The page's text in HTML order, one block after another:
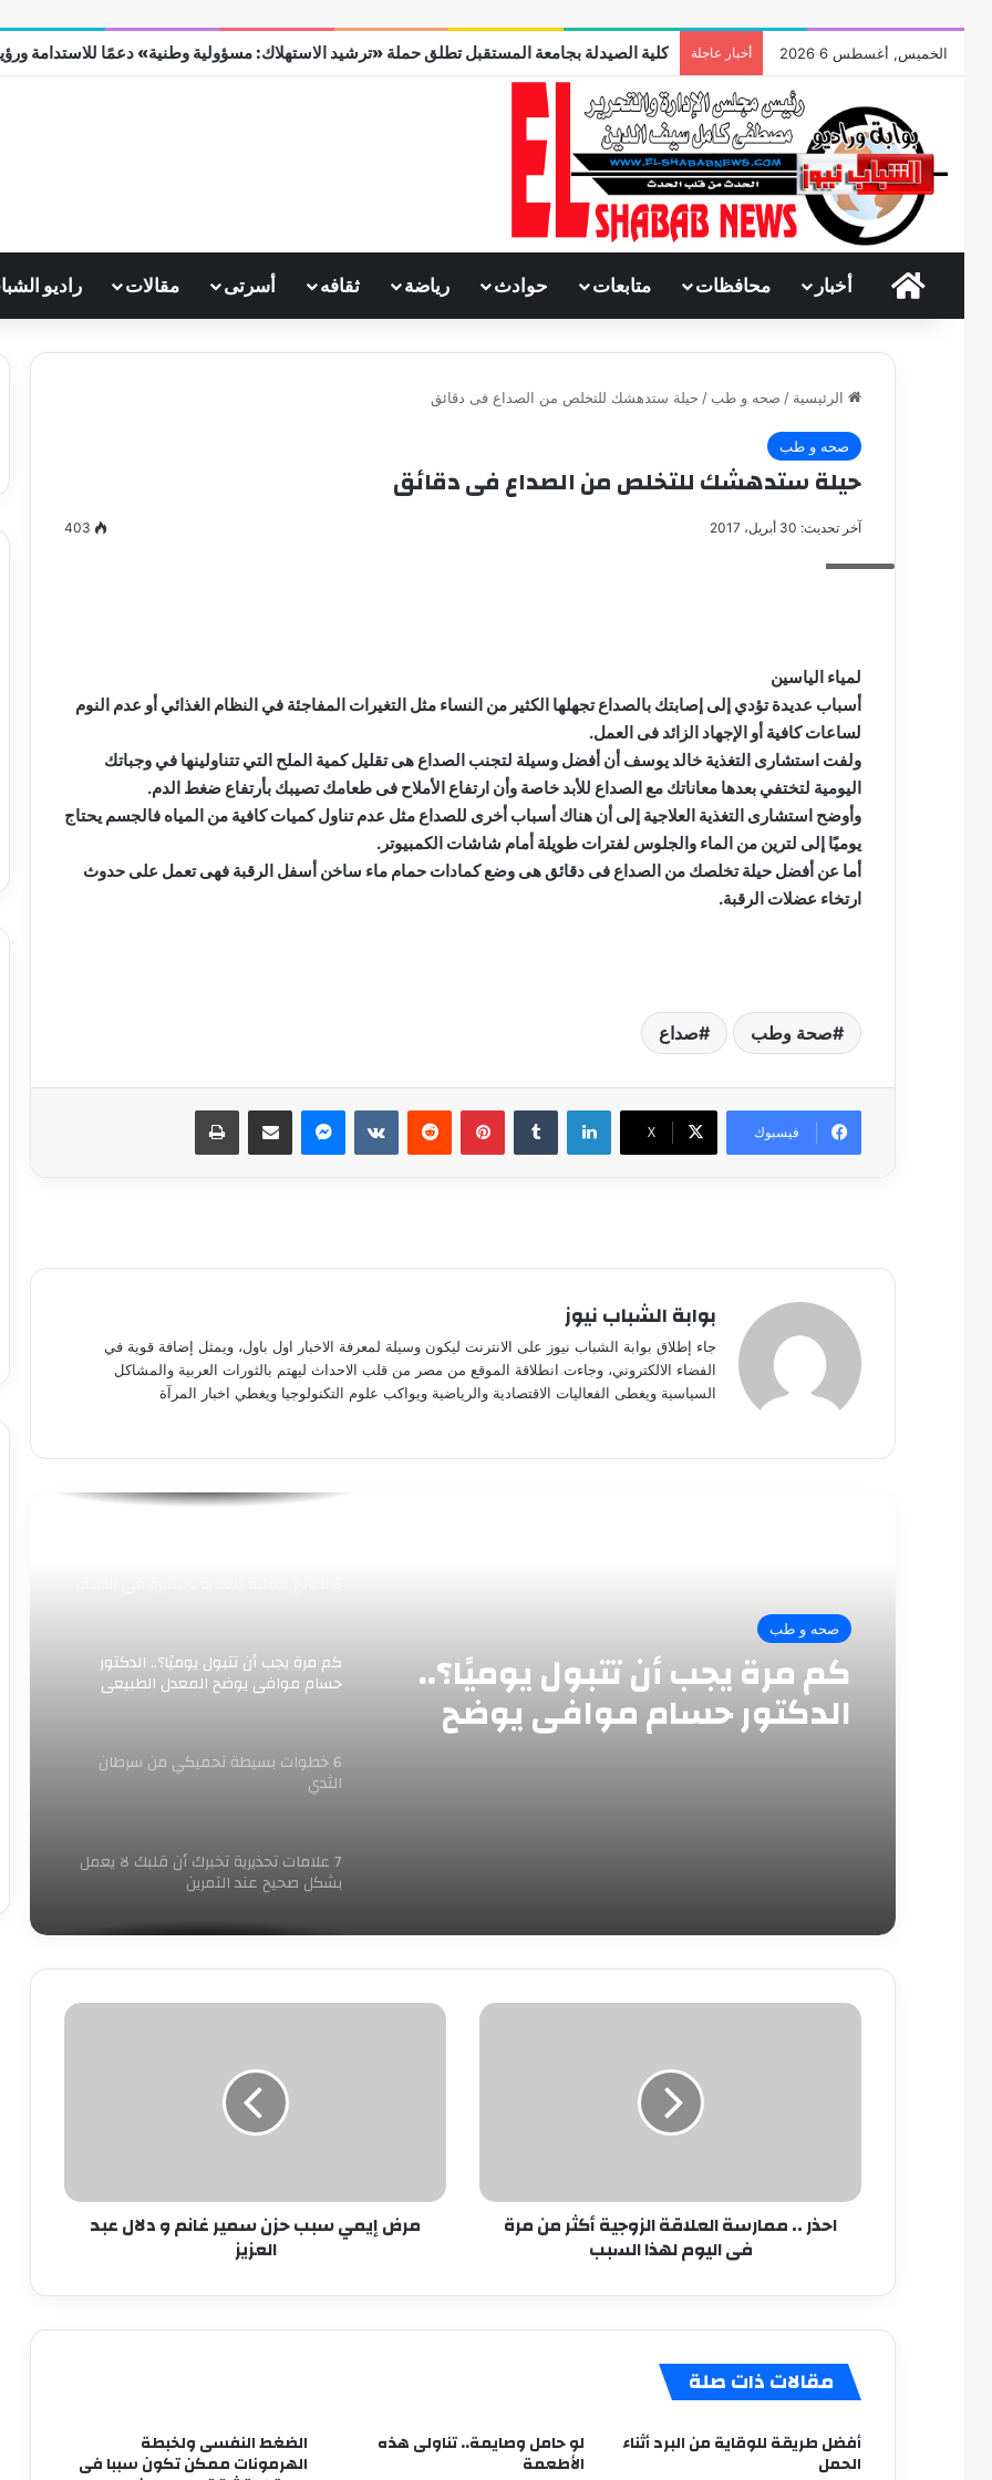
الخميس, أغسطس 6 2026 أخبار عاجلة كلية الصيدلة بجامعة المستقبل تطلق حملة «ترشيد الاستهلاك: مسؤولية وطنية» دعمًا للاستدامة ورؤية
الرئيسية
أخبار محافظات متابعات حوادث رياضة ثقافه أسرتى مقالات راديو
الرئيسية / صحه و طب / حيلة ستدهشك للتخلص من الصداع فى دقائق
صحه و طب
حيلة ستدهشك للتخلص من الصداع فى دقائق
آخر تحديث: 30 أبريل، 2017 403
لمياء الياسين
أسباب عديدة تؤدي إلى إصابتك بالصداع تجهلها الكثير من النساء مثل التغيرات المفاجئة في النظام الغذائي أو عدم النوم
لساعات كافية أو الإجهاد الزائد فى العمل.
ولفت استشارى التغذية خالد يوسف أن أفضل وسيلة لتجنب الصداع هى تقليل كمية الملح التي تتناولينها في وجباتك
اليومية لتختفي بعدها معاناتك مع الصداع للأبد خاصة وأن ارتفاع الأملاح فى طعامك تصيبك بأرتفاع ضغط الدم.
وأوضح استشارى التغذية العلاجية إلى أن هناك أسباب أخرى للصداع مثل عدم تناول كميات كافية من المياه فالجسم يحتاج
يوميًا إلى لترين من الماء والجلوس لفترات طويلة أمام شاشات الكمبيوتر.
أما عن أفضل حيلة تخلصك من الصداع فى دقائق هى وضع كمادات حمام ماء ساخن أسفل الرقبة فهى تعمل على حدوث
ارتخاء عضلات الرقبة.
صحة وطب صداع
فيسبوك ‫X
لينكدإن بينتيريست ماسنجر مشاركة عبر البريد طباعة
بوابة الشباب نيوز
جاء إطلاق بوابة الشباب نيوز على الانترنت ليكون وسيلة لمعرفة الاخبار اول باول، ويمثل إضافة قوية في
الفضاء الالكتروني، وجاءت انطلاقة الموقع من مصر من قلب الاحداث ليهتم بالثورات العربية والمشاكل
السياسية ويغطى الفعاليات الاقتصادية والرياضية ويواكب علوم التكنولوجيا ويغطي اخبار المرآة
صحه و طب
كم مرة يجب أن تتبول يوميًا؟..
الدكتور حسام موافي يوضح
المعدل الطبيعي
أسباب انتفاخ البطن فى الصباح
أسباب تساقط الشعر بكثرة
فوائد مهمة لبذور الجوافة
كم مرة يجب أن تتبول يوميًا؟.. الدكتور
حسام موافي يوضح المعدل الطبيعي
6 خطوات بسيطة تحميكي من سرطان
الثدي
7 علامات تحذيرية تخبرك أن قلبك لا يعمل
بشكل صحيح عند التمرين
مشروبات ممنوعة لمرضى القلب فى
أسباب انتفاخ البطن فى الصباح
أسباب تساقط الشعر بكثرة
تحذير عاجل من هانى الناظر للأمهات
احذر
فى
اليوماحذر .. ممارسة العلاقة الزوجية أكثر من مرة
فى اليوم لهذا السبب
مرض
عبد
العزيزمرض إيمي سبب حزن سمير غانم و دلال عبد
العزيز
مقالات ذات صلة
أفضل طريقة للوقاية من البرد أثناء
الحمل
لو حامل وصايمة.. تناولى هذه
الأطعمة
الضغط النفسى ولخبطة
الهرمونات ممكن تكون سببا فى
الدين
….
يكتب
مايسه
عطوه
كليوباترا
القرن
21
مصطفى كامل سيف الدين …. يكتب
مايسه عطوه كليوباترا القرن 21
الدين
….
ميلاد
جديدمصطفى كامل سيف الدين …. يكتب
ميلاد جديد